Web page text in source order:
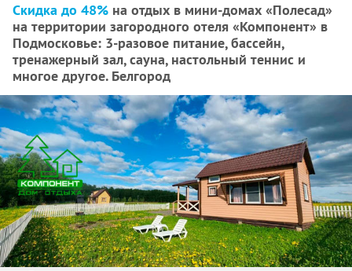
Скидка до 48% на отдых в мини-домах «Полесад»
на территории загородного отеля «Компонент» в
Подмосковье: 3-разовое питание, бассейн,
тренажерный зал, сауна, настольный теннис и
многое другое. Белгород